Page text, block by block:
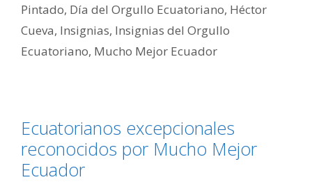
Pintado, Día del Orgullo Ecuatoriano, Héctor
Cueva, Insignias, Insignias del Orgullo
Ecuatoriano, Mucho Mejor Ecuador
Ecuatorianos excepcionales
reconocidos por Mucho Mejor
Ecuador